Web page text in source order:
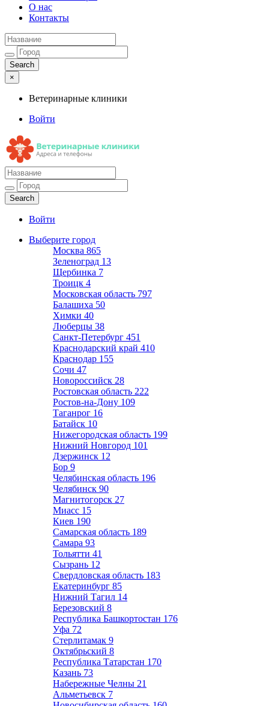
О нас
Контакты
×
Ветеринарные клиники
Войти
Ветеринарные клиники
Адреса и телефоны
Войти
Выберите город
Москва 865
Зеленоград 13
Щербинка 7
Троицк 4
Московская область 797
Балашиха 50
Химки 40
Люберцы 38
Санкт-Петербург 451
Краснодарский край 410
Краснодар 155
Сочи 47
Новороссийск 28
Ростовская область 222
Ростов-на-Дону 109
Таганрог 16
Батайск 10
Нижегородская область 199
Нижний Новгород 101
Дзержинск 12
Бор 9
Челябинская область 196
Челябинск 90
Магнитогорск 27
Миасс 15
Киев 190
Самарская область 189
Самара 93
Тольятти 41
Сызрань 12
Свердловская область 183
Екатеринбург 85
Нижний Тагил 14
Березовский 8
Республика Башкортостан 176
Уфа 72
Стерлитамак 9
Октябрьский 8
Республика Татарстан 170
Казань 73
Набережные Челны 21
Альметьевск 7